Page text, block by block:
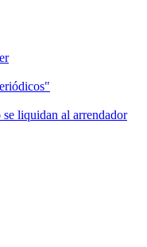
liquidan al arrendador